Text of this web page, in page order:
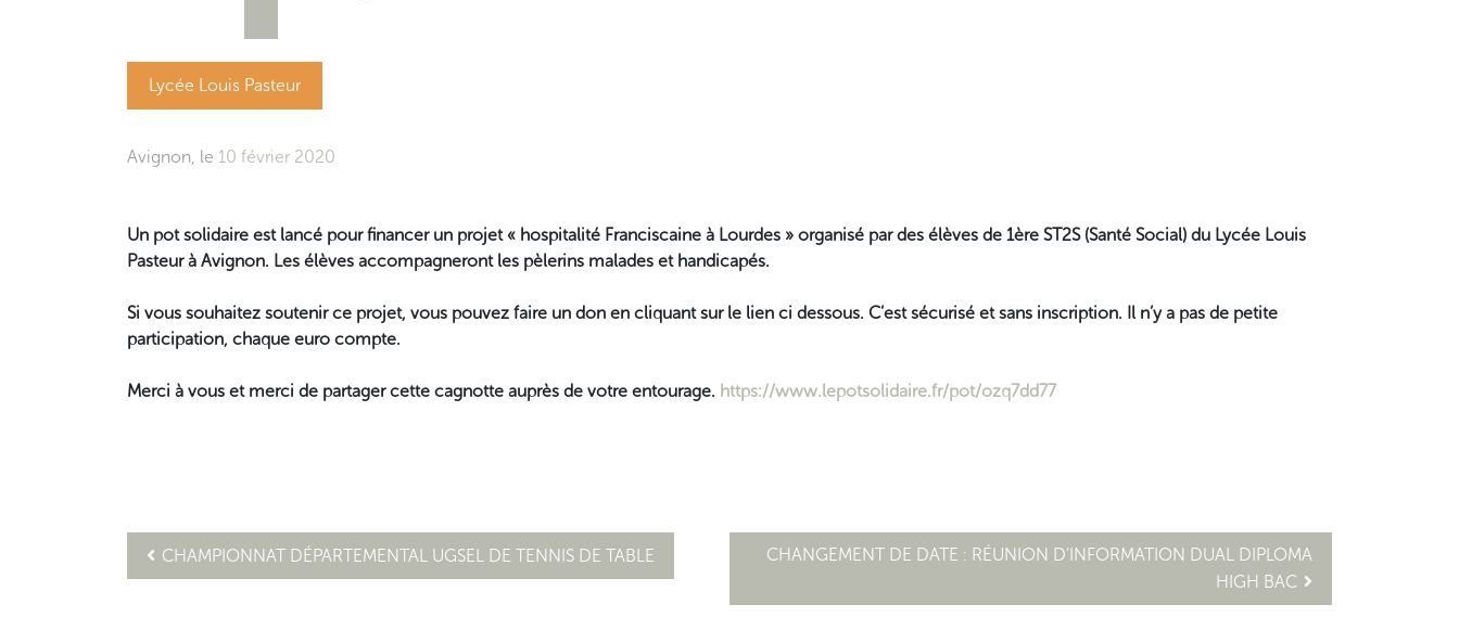
Lycée Louis Pasteur
Avignon, le 10 février 2020
Un pot solidaire est lancé pour financer un projet « hospitalité Franciscaine à Lourdes » organisé par des élèves de 1ère ST2S (Santé Social) du Lycée Louis
Pasteur à Avignon. Les élèves accompagneront les pèlerins malades et handicapés.
Si vous souhaitez soutenir ce projet, vous pouvez faire un don en cliquant sur le lien ci dessous. C’est sécurisé et sans inscription. Il n’y a pas de petite
participation, chaque euro compte.
Merci à vous et merci de partager cette cagnotte auprès de votre entourage. https://www.lepotsolidaire.fr/pot/ozq7dd77
CHAMPIONNAT DÉPARTEMENTAL UGSEL DE TENNIS DE TABLE
CHANGEMENT DE DATE : RÉUNION D’INFORMATION DUAL DIPLOMA
HIGH BAC